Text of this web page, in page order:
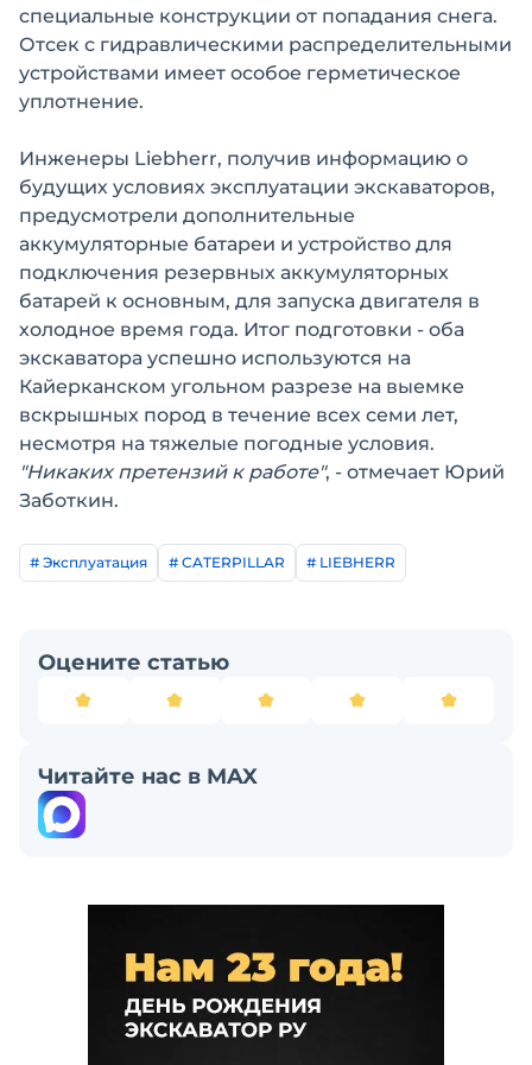
специальные конструкции от попадания снега.
Отсек с гидравлическими распределительными
устройствами имеет особое герметическое
уплотнение.
Инженеры Liebherr, получив информацию о
будущих условиях эксплуатации экскаваторов,
предусмотрели дополнительные
аккумуляторные батареи и устройство для
подключения резервных аккумуляторных
батарей к основным, для запуска двигателя в
холодное время года. Итог подготовки - оба
экскаватора успешно используются на
Кайерканском угольном разрезе на выемке
вскрышных пород в течение всех семи лет,
несмотря на тяжелые погодные условия.
"Никаких претензий к работе", - отмечает Юрий
Заботкин.
# Эксплуатация # CATERPILLAR # LIEBHERR
Оцените статью
Читайте нас в MAX